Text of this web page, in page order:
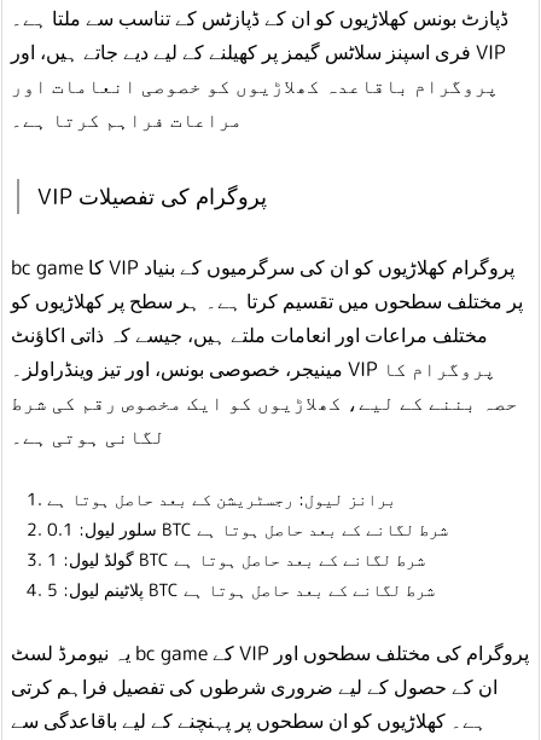
ڈپازٹ بونس کھلاڑیوں کو ان کے ڈپازٹس کے تناسب سے ملتا ہے۔
فری اسپنز سلاٹس گیمز پر کھیلنے کے لیے دیے جاتے ہیں، اور VIP
پروگرام باقاعدہ کھلاڑیوں کو خصوصی انعامات اور
مراعات فراہم کرتا ہے۔
VIP پروگرام کی تفصیلات
bc game کا VIP پروگرام کھلاڑیوں کو ان کی سرگرمیوں کے بنیاد
پر مختلف سطحوں میں تقسیم کرتا ہے۔ ہر سطح پر کھلاڑیوں کو
مختلف مراعات اور انعامات ملتے ہیں، جیسے کہ ذاتی اکاؤنٹ
مینیجر، خصوصی بونس، اور تیز وینڈراولز۔ VIP پروگرام کا
حصہ بننے کے لیے، کھلاڑیوں کو ایک مخصوص رقم کی شرط
لگانی ہوتی ہے۔
برانز لیول: رجسٹریشن کے بعد حاصل ہوتا ہے
سلور لیول: 0.1 BTC شرط لگانے کے بعد حاصل ہوتا ہے
گولڈ لیول: 1 BTC شرط لگانے کے بعد حاصل ہوتا ہے
پلاٹینم لیول: 5 BTC شرط لگانے کے بعد حاصل ہوتا ہے
یہ نیومرڈ لسٹ bc game کے VIP پروگرام کی مختلف سطحوں اور
ان کے حصول کے لیے ضروری شرطوں کی تفصیل فراہم کرتی
ہے۔ کھلاڑیوں کو ان سطحوں پر پہنچنے کے لیے باقاعدگی سے